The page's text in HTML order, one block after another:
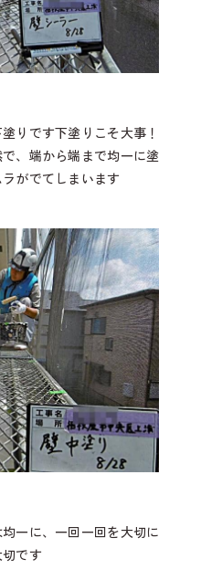
りです下塗りこそ大事！
、端から端まで均一に塗
がでてしまいます
一に、一回一回を大切に
です